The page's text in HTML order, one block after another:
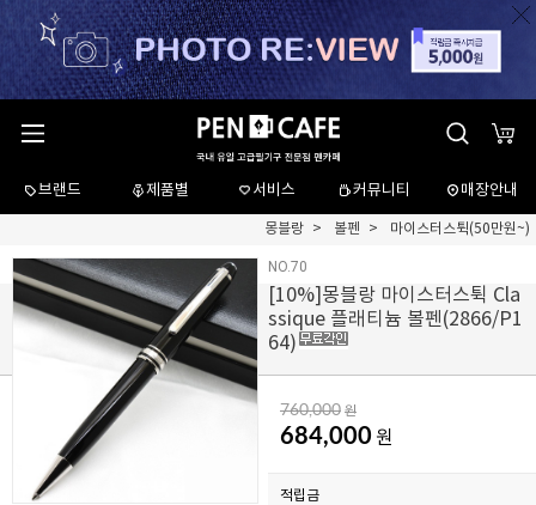
브랜드 제품별 서비스 커뮤니티 매장안내
몽블랑 볼펜 마이스터스튁(50만원~)
NO.70
[10%]몽블랑 마이스터스튁 Cla
ssique 플래티늄 볼펜(2866/P1
64)
760,000 원
684,000 원
적립금